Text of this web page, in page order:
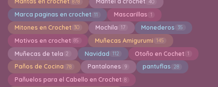
878 40
Marca paginas en crochet 11 Mascarillas 1
Mitones en Crochet 30 Mochila 17 Monederos 35
Motivos en crochet 85 Muñecas Amigurumi 145
Muñecas de tela 2 Navidad 112 Otoño en Cochet 1
Paños de Cocina 78 Pantalones 9 pantuflas 28
Pañuelos para el Cabello en Crochet 8